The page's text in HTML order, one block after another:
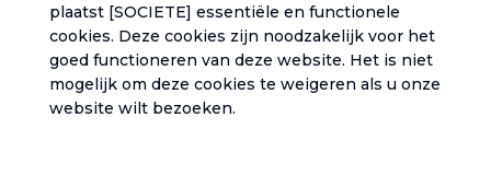
plaatst [SOCIETE] essentiële en functionele
cookies. Deze cookies zijn noodzakelijk voor het
goed functioneren van deze website. Het is niet
mogelijk om deze cookies te weigeren als u onze
website wilt bezoeken.‎